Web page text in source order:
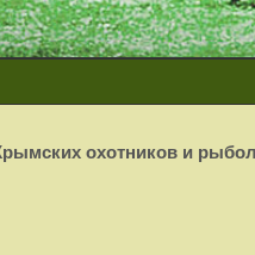
охотников и